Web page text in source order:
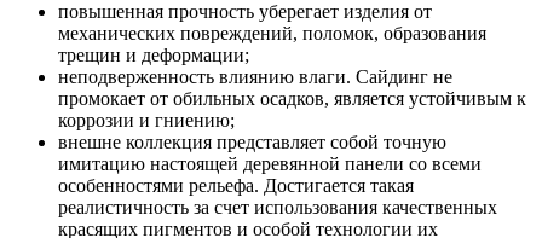
повышенная прочность уберегает изделия от
механических повреждений, поломок, образования
трещин и деформации;
неподверженность влиянию влаги. Сайдинг не
промокает от обильных осадков, является устойчивым к
коррозии и гниению;
внешне коллекция представляет собой точную
имитацию настоящей деревянной панели со всеми
особенностями рельефа. Достигается такая
реалистичность за счет использования качественных
красящих пигментов и особой технологии их